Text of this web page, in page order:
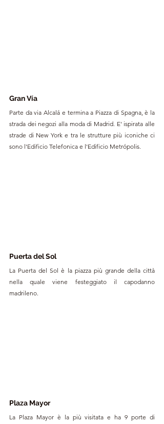
Gran Vía
Parte da via Alcalá e termina a Piazza di Spagna, è la
strada dei negozi alla moda di Madrid. E' ispirata alle
strade di New York e tra le strutture più iconiche ci
sono l'Edificio Telefonica e l'Edificio Metrópolis.
Puerta del Sol
La Puerta del Sol è la piazza più grande della città
nella quale viene festeggiato il capodanno
madrileno.
Plaza Mayor
La Plaza Mayor è la più visitata e ha 9 porte di